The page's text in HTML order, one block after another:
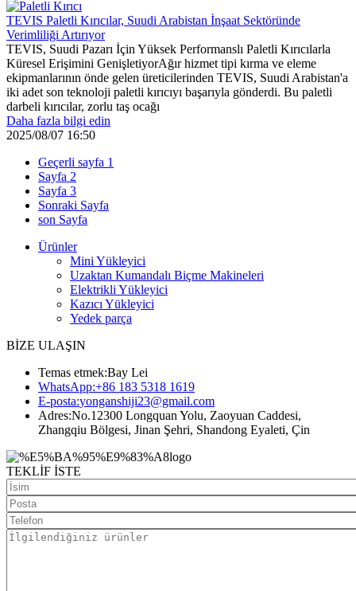
TEVIS Paletli Kırıcılar, Suudi Arabistan İnşaat Sektöründe
Verimliliği Artırıyor
TEVIS, Suudi Pazarı İçin Yüksek Performanslı Paletli Kırıcılarla
Küresel Erişimini GenişletiyorAğır hizmet tipi kırma ve eleme
ekipmanlarının önde gelen üreticilerinden TEVIS, Suudi Arabistan'a
iki adet son teknoloji paletli kırıcıyı başarıyla gönderdi. Bu paletli
darbeli kırıcılar, zorlu taş ocağı
Daha fazla bilgi edin
2025/08/07 16:50
Geçerli sayfa 1
Sayfa 2
Sayfa 3
Sonraki Sayfa
son Sayfa
Ürünler
Mini Yükleyici
Uzaktan Kumandalı Biçme Makineleri
Elektrikli Yükleyici
Kazıcı Yükleyici
Yedek parça
BİZE ULAŞIN
Temas etmek:Bay Lei
WhatsApp:+86 183 5318 1619
E-posta:yonganshiji23@gmail.com
Adres:No.12300 Longquan Yolu, Zaoyuan Caddesi,
Zhangqiu Bölgesi, Jinan Şehri, Shandong Eyaleti, Çin
TEKLİF İSTE